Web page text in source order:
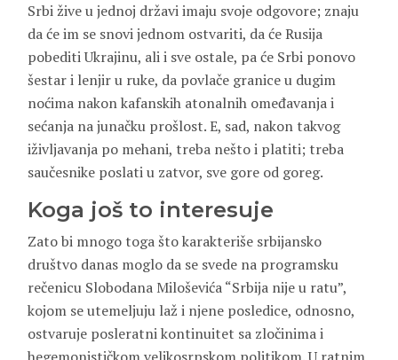
Srbi žive u jednoj državi imaju svoje odgovore; znaju
da će im se snovi jednom ostvariti, da će Rusija
pobediti Ukrajinu, ali i sve ostale, pa će Srbi ponovo
šestar i lenjir u ruke, da povlače granice u dugim
noćima nakon kafanskih atonalnih omeđavanja i
sećanja na junačku prošlost. E, sad, nakon takvog
iživljavanja po mehani, treba nešto i platiti; treba
saučesnike poslati u zatvor, sve gore od goreg.
Koga još to interesuje
Zato bi mnogo toga što karakteriše srbijansko
društvo danas moglo da se svede na programsku
rečenicu Slobodana Miloševića “Srbija nije u ratu”,
kojom se utemeljuju laž i njene posledice, odnosno,
ostvaruje posleratni kontinuitet sa zločinima i